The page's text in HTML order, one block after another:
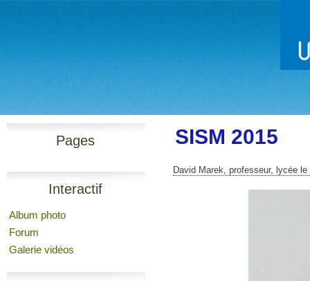
Pages
Interactif
Album photo
Forum
Galerie vidéos
SISM 2015
David Marek, professeur, lycée